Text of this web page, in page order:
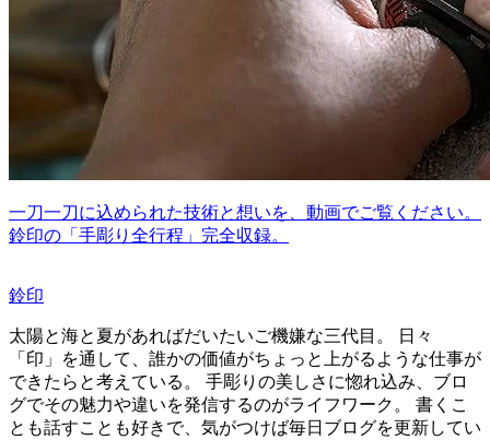
一刀一刀に込められた技術と想いを、動画でご覧ください。
鈴印の「手彫り全行程」完全収録。
鈴印
太陽と海と夏があればだいたいご機嫌な三代目。 日々
「印」を通して、誰かの価値がちょっと上がるような仕事が
できたらと考えている。 手彫りの美しさに惚れ込み、ブロ
グでその魅力や違いを発信するのがライフワーク。 書くこ
とも話すことも好きで、気がつけば毎日ブログを更新してい